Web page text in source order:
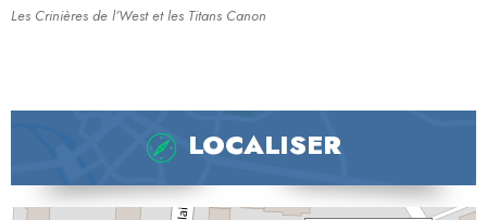
Les Crinières de l’West et les Titans Canon
LOCALISER